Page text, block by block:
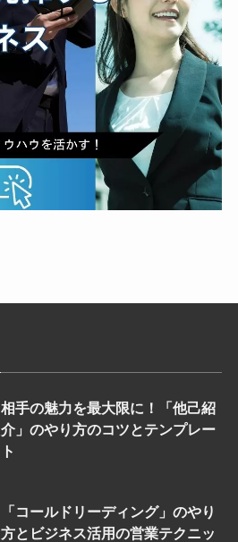
相手の魅力を最大限に！「他己紹
介」のやり方のコツとテンプレー
ト
「コールドリーディング」のやり
方とビジネス活用の営業テクニッ